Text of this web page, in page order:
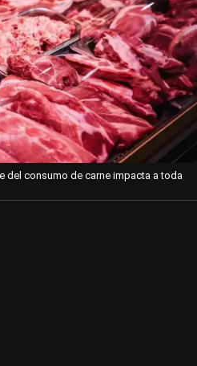
del consumo de carne impacta a toda